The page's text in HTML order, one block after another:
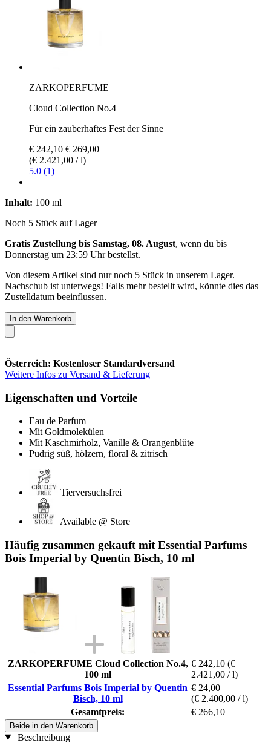
ZARKOPERFUME
Cloud Collection No.4
Für ein zauberhaftes Fest der Sinne
€ 242,10 € 269,00
(€ 2.421,00 / l)
5.0 (1)
Inhalt: 100 ml
Noch 5 Stück auf Lager
Gratis Zustellung bis Samstag, 08. August, wenn du bis
Donnerstag um 23:59 Uhrbestellst.
Von diesem Artikel sind nur noch 5 Stück in unserem Lager.
Nachschub ist unterwegs! Falls mehr bestellt wird, könnte dies das
Zustelldatum beeinflussen.
In den Warenkorb
Österreich: Kostenloser Standardversand
Weitere Infos zu Versand & Lieferung
Eigenschaften und Vorteile
Eau de Parfum
Mit Goldmolekülen
Mit Kaschmirholz, Vanille & Orangenblüte
Pudrig süß, hölzern, floral & zitrisch
Tierversuchsfrei
Available @ Store
Häufig zusammen gekauft mit Essential Parfums
Bois Imperial by Quentin Bisch, 10 ml
ZARKOPERFUME Cloud Collection No.4,
100 ml
€ 242,10 (€
2.421,00 / l)
Essential Parfums Bois Imperial by Quentin
Bisch, 10 ml
€ 24,00
(€ 2.400,00 / l)
Gesamtpreis:
€ 266,10
Beide in den Warenkorb
Beschreibung